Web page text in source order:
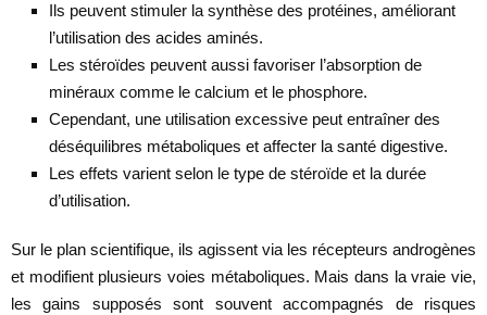
Ils peuvent stimuler la synthèse des protéines, améliorant
l’utilisation des acides aminés.
Les stéroïdes peuvent aussi favoriser l’absorption de
minéraux comme le calcium et le phosphore.
Cependant, une utilisation excessive peut entraîner des
déséquilibres métaboliques et affecter la santé digestive.
Les effets varient selon le type de stéroïde et la durée
d’utilisation.
Sur le plan scientifique, ils agissent via les récepteurs androgènes
et modifient plusieurs voies métaboliques. Mais dans la vraie vie,
les gains supposés sont souvent accompagnés de risques